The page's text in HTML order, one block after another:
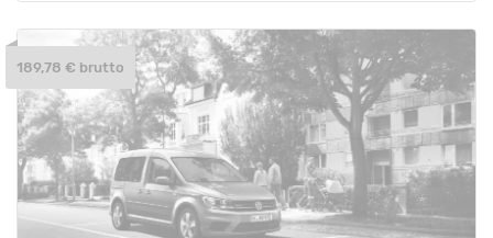
189,78 € brutto